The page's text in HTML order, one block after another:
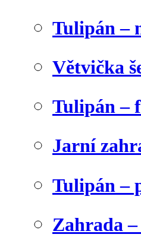
Tulipán –
Větvička
Tulipán –
Jarní
Tulipán –
Zahrada